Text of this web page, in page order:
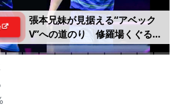
張本兄妹が見据える“アベック
V”への道のり 修羅場くぐる美
和は中国撃破へ「準備して挑